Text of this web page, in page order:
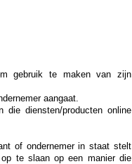
gebruik te maken van zijn
aangaat.
die diensten/producten online
of ondernemer in staat stelt
te slaan op een manier die